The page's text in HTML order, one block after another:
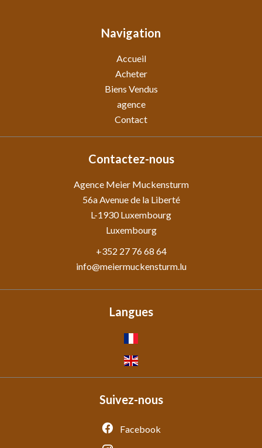
Navigation
Accueil
Acheter
Biens Vendus
agence
Contact
Contactez-nous
Agence Meier Muckensturm
56a Avenue de la Liberté
L-1930Luxembourg
Luxembourg
+352 27 76 68 64
info@meiermuckensturm.lu
Langues
Suivez-nous
Facebook